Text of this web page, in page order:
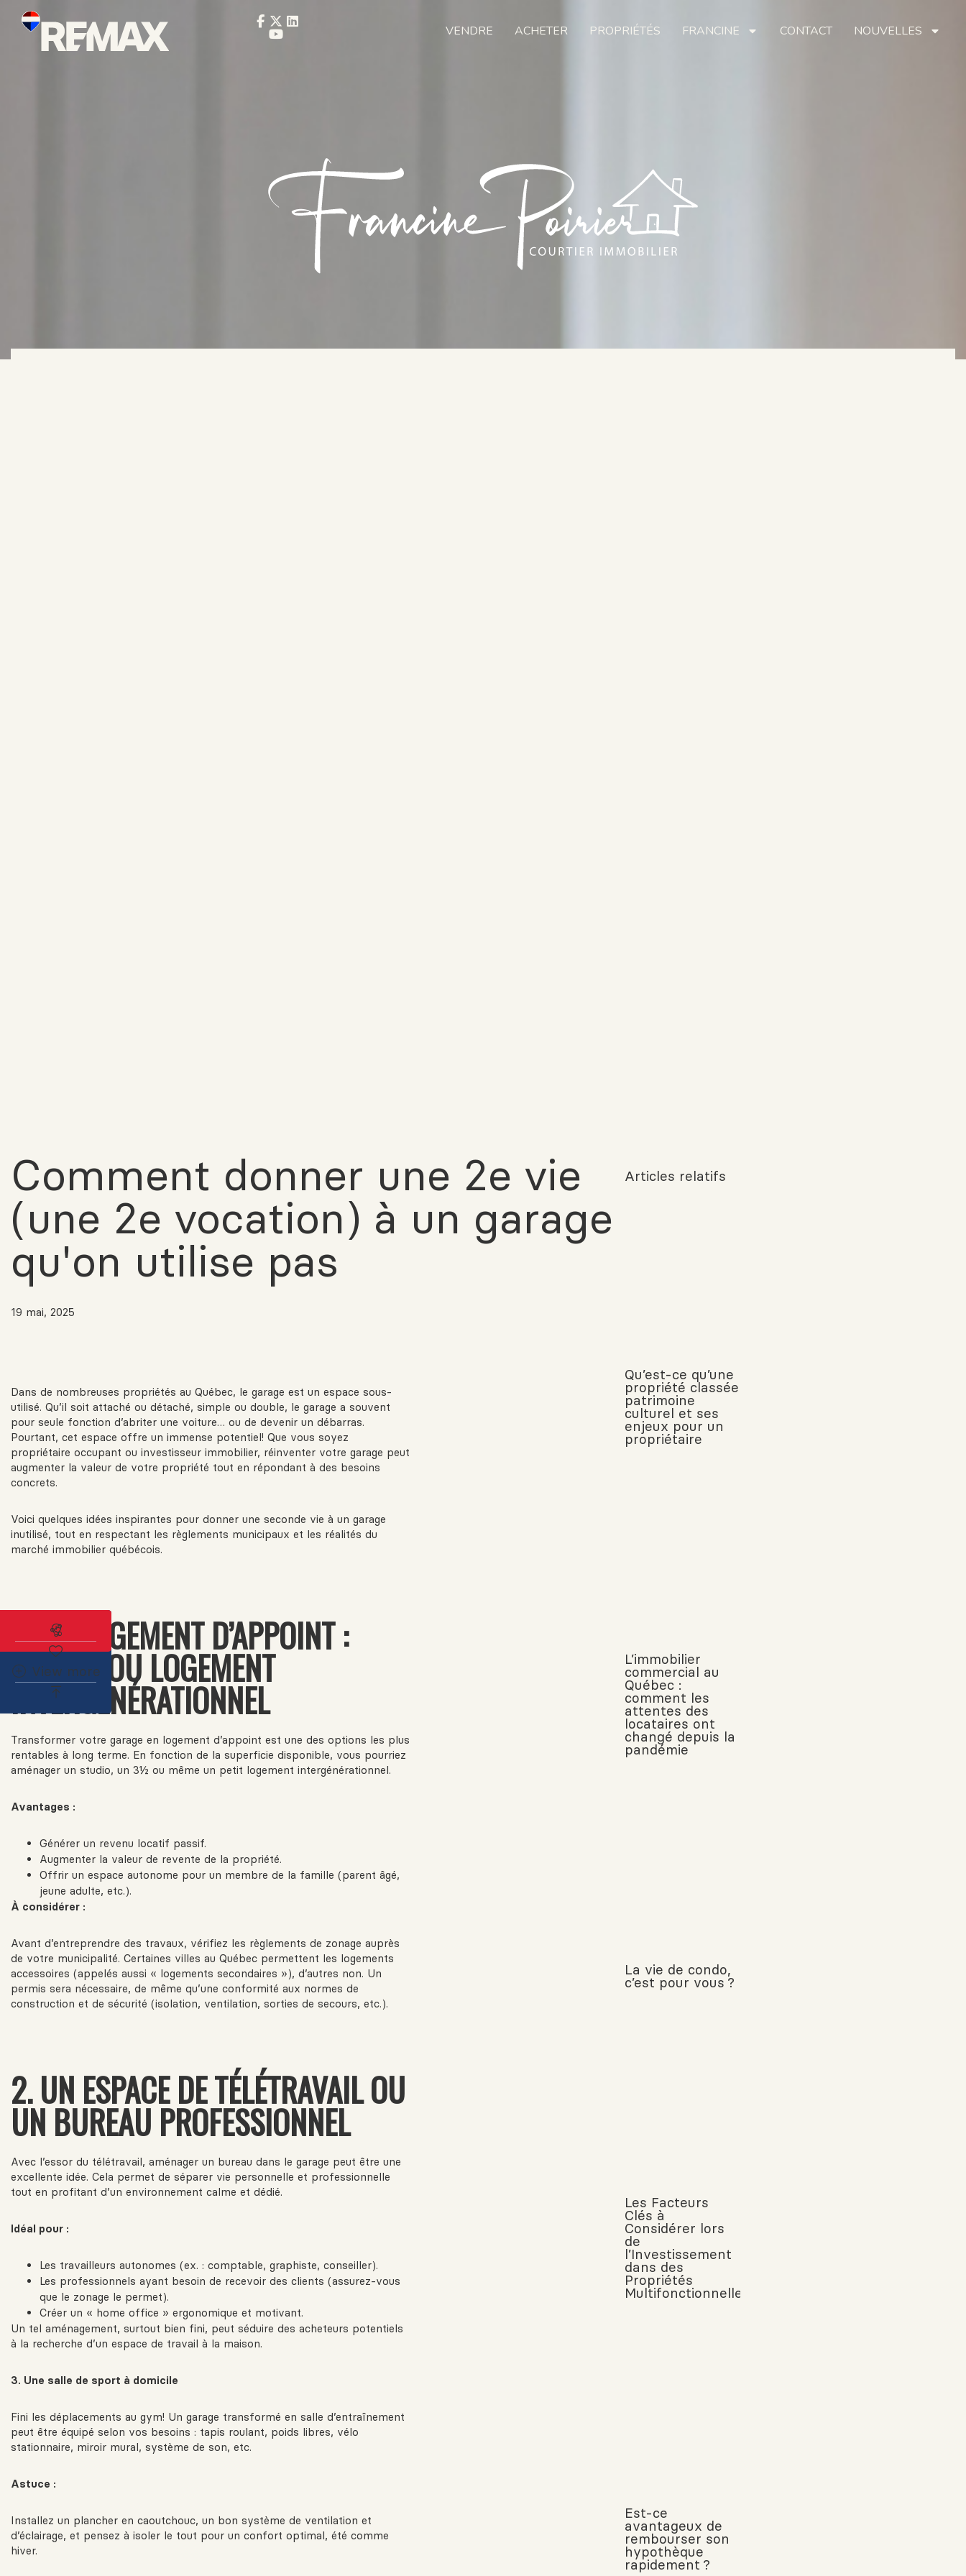
VENDRE ACHETER PROPRIÉTÉS FRANCINE CONTACT NOUVELLES
Comment donner une 2e vie
(une 2e vocation) à un garage
qu'on utilise pas
19 mai, 2025
Dans de nombreuses propriétés au Québec, le garage est un espace sous-
utilisé. Qu’il soit attaché ou détaché, simple ou double, le garage a souvent
pour seule fonction d’abriter une voiture… ou de devenir un débarras.
Pourtant, cet espace offre un immense potentiel! Que vous soyez
propriétaire occupant ou investisseur immobilier, réinventer votre garage peut
augmenter la valeur de votre propriété tout en répondant à des besoins
concrets.
Voici quelques idées inspirantes pour donner une seconde vie à un garage
inutilisé, tout en respectant les règlements municipaux et les réalités du
marché immobilier québécois.
1. UN LOGEMENT D’APPOINT :
STUDIO OU LOGEMENT
INTERGÉNÉRATIONNEL
Transformer votre garage en logement d’appoint est une des options les plus
rentables à long terme. En fonction de la superficie disponible, vous pourriez
aménager un studio, un 3½ ou même un petit logement intergénérationnel.
Avantages :
Générer un revenu locatif passif.
Augmenter la valeur de revente de la propriété.
Offrir un espace autonome pour un membre de la famille (parent âgé,
jeune adulte, etc.).
À considérer :
Avant d’entreprendre des travaux, vérifiez les règlements de zonage auprès
de votre municipalité. Certaines villes au Québec permettent les logements
accessoires (appelés aussi « logements secondaires »), d’autres non. Un
permis sera nécessaire, de même qu’une conformité aux normes de
construction et de sécurité (isolation, ventilation, sorties de secours, etc.).
2. UN ESPACE DE TÉLÉTRAVAIL OU
UN BUREAU PROFESSIONNEL
Avec l’essor du télétravail, aménager un bureau dans le garage peut être une
excellente idée. Cela permet de séparer vie personnelle et professionnelle
tout en profitant d’un environnement calme et dédié.
Idéal pour :
Les travailleurs autonomes (ex. : comptable, graphiste, conseiller).
Les professionnels ayant besoin de recevoir des clients (assurez-vous
que le zonage le permet).
Créer un « home office » ergonomique et motivant.
Un tel aménagement, surtout bien fini, peut séduire des acheteurs potentiels
à la recherche d’un espace de travail à la maison.
3. Une salle de sport à domicile
Fini les déplacements au gym! Un garage transformé en salle d’entraînement
peut être équipé selon vos besoins : tapis roulant, poids libres, vélo
stationnaire, miroir mural, système de son, etc.
Astuce :
Installez un plancher en caoutchouc, un bon système de ventilation et
d’éclairage, et pensez à isoler le tout pour un confort optimal, été comme
hiver.
Articles relatifs
Qu’est-ce qu’une
propriété classée
patrimoine
culturel et ses
enjeux pour un
propriétaire
L’immobilier
commercial au
Québec :
comment les
attentes des
locataires ont
changé depuis la
pandémie
La vie de condo,
c’est pour vous ?
Les Facteurs
Clés à
Considérer lors
de
l’Investissement
dans des
Propriétés
Multifonctionnelles
Est-ce
avantageux de
rembourser son
hypothèque
rapidement ?
Abonnez-vous à l'alerte immobilière
View more